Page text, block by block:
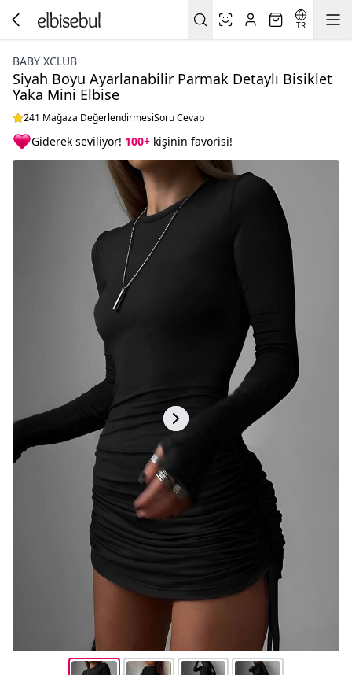
TR
BABY XCLUB
Siyah Boyu Ayarlanabilir Parmak Detaylı Bisiklet
Yaka Mini Elbise
241 Mağaza DeğerlendirmesiSoru Cevap
Giderek seviliyor! 100+ kişinin favorisi!